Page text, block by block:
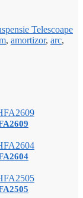
Telescoape
, amortizor, arc,